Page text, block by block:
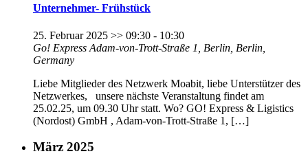
Unternehmer- Frühstück
25. Februar 2025 >> 09:30 - 10:30
Go! Express Adam-von-Trott-Straße 1, Berlin, Berlin,
Germany
Liebe Mitglieder des Netzwerk Moabit, liebe Unterstützer des
Netzwerkes, unsere nächste Veranstaltung findet am
25.02.25, um 09.30 Uhr statt. Wo? GO! Express & Ligistics
(Nordost) GmbH , Adam-von-Trott-Straße 1, […]
März 2025